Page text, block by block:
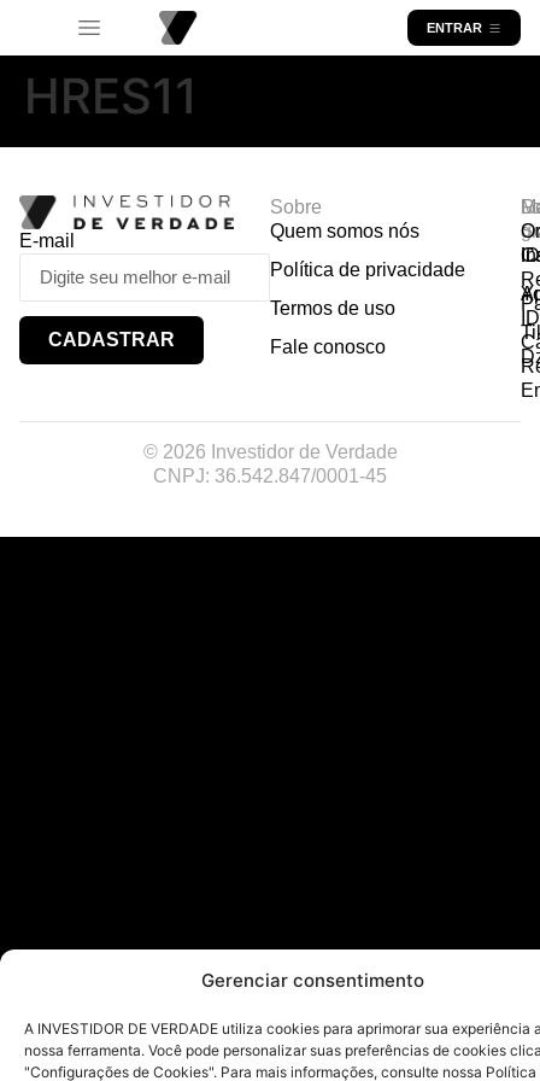
Gerenciar consentimento
A INVESTIDOR DE VERDADE utiliza cookies para aprimorar sua experiência
nossa ferramenta. Você pode personalizar suas preferências de cookies
"Configurações de Cookies". Para mais informações, consulte nossa Política
ENTRAR
HRES11
E-mail
CADASTRAR
Sobre
Quem somos nós
Política de privacidade
Termos de uso
Fale conosco
© 2026 Investidor de Verdade
CNPJ: 36.542.847/0001-45